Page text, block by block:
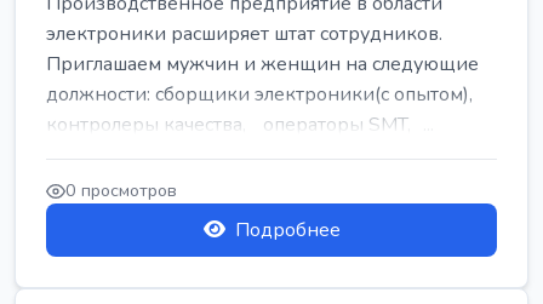
электроники расширяет штат сотрудников.
Приглашаем мужчин и женщин на следующие
должности: сборщики электроники(с опытом),
контролеры качества, операторы SMT, ...
0 просмотров
Подробнее